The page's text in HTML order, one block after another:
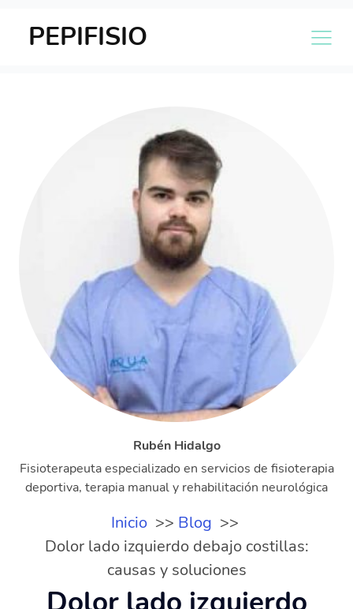
PEPIFISIO
Rubén Hidalgo
Fisioterapeuta especializado en servicios de fisioterapia
deportiva, terapia manual y rehabilitación neurológica
Inicio
Blog
Dolor lado izquierdo debajo costillas:
causas y soluciones